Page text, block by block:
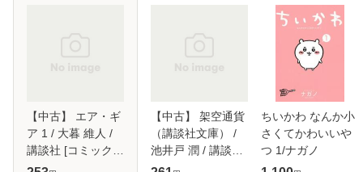
【中古】 エア・ギ
ア 1 / 大暮 維人 /
講談社 [コミック]
【メール便送料無
【中古】 架空通貨
（講談社文庫） /
池井戸 潤 / 講談社
[文庫]【メール便送
ちいかわ なんか小
さくてかわいいや
つ 1/ナガノ